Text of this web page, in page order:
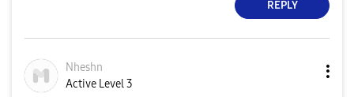
REPLY
Nheshn
Active Level 3